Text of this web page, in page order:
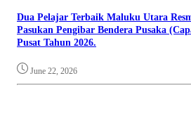
Dua Pelajar Terbaik Maluku Utara
Pasukan Pengibar Bendera Pusaka
Pusat Tahun 2026.
June 22, 2026